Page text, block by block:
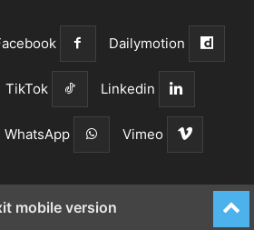
Dailymotion
Linkedin
TikTok
Vimeo
WhatsApp
mobile version